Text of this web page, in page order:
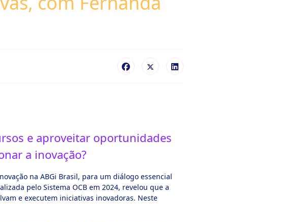
e aproveitar oportunidades
a inovação?
na ABGi Brasil, para um diálogo essencial
pelo Sistema OCB em 2024, revelou que a
e executem iniciativas inovadoras. Neste